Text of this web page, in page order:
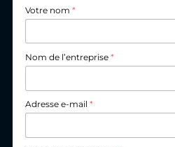
Votre nom *
Nom de l’entreprise *
Adresse e-mail *